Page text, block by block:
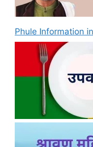
Phule Information